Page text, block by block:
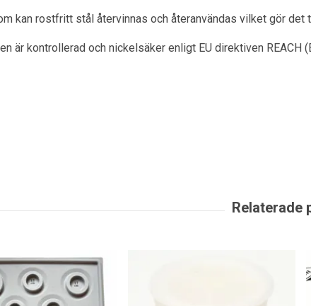
kan rostfritt stål återvinnas och återanvändas vilket gör det
är kontrollerad och nickelsäker enligt EU direktiven REACH